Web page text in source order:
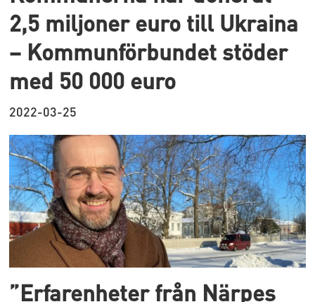
2,5 miljoner euro till Ukraina
– Kommunförbundet stöder
med 50 000 euro
2022-03-25
”Erfarenheter från Närpes